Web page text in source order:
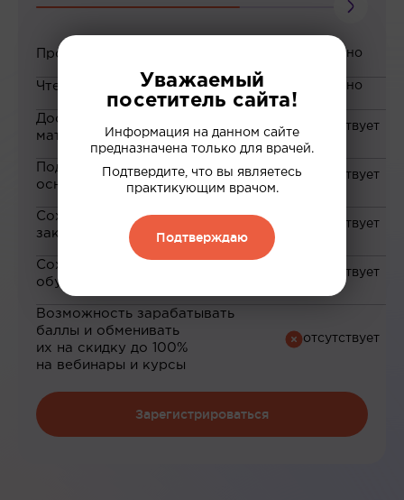
Просмотр вебинаров
Чтение статей
Доступ к закрытым
материалам
Подборка материалов на
основе ваших интересов
Сохранение материалов в
закладки
Сохранение прогресса по
обучению
Возможность зарабатывать
баллы и обменивать
их на скидку до 100%
на вебинары и курсы
Зарегистрироваться
Уважаемый
посетитель сайта!
Информация на данном сайте
предназначена только для врачей.
Подтвердите, что вы являетесь
практикующим врачом.
Подтверждаю